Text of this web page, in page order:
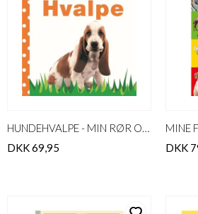
HUNDEHVALPE - MIN RØR OG FØL BOG
DKK 69,95
MINE
DKK